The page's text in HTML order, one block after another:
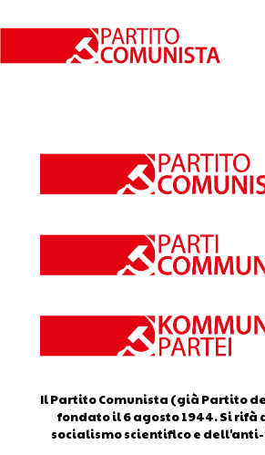
Home Calendario
Calendario
Il Partito Comunista (già Partito
fondato il 6 agosto 1944. Si
socialismo scientifico e